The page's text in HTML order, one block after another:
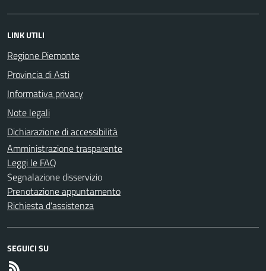
LINK UTILI
Regione Piemonte
Provincia di Asti
Informativa privacy
Note legali
Dichiarazione di accessibilità
Amministrazione trasparente
Leggi le FAQ
Segnalazione disservizio
Prenotazione appuntamento
Richiesta d'assistenza
SEGUICI SU